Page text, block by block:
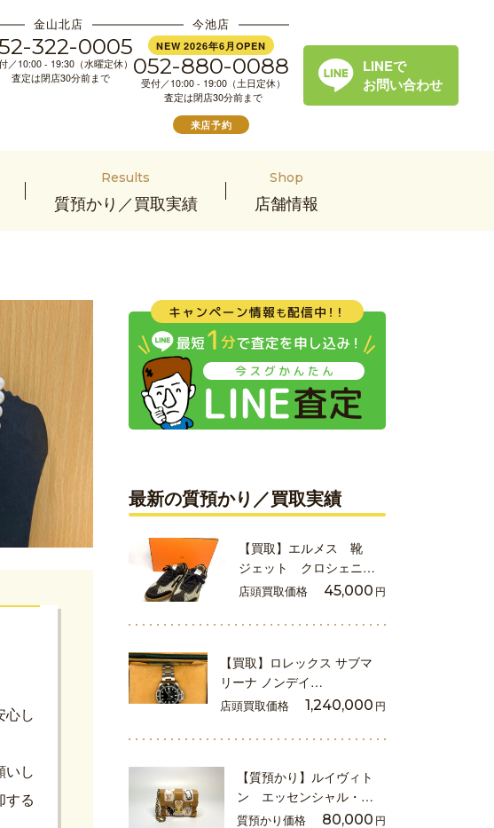
金山北店
322-0005
／10:00 - 19:30（水曜定休）
査定は閉店30分前まで
今池店
NEW 2026年6月OPEN
052-880-0088
受付／10:00 - 19:00（土日定休）
査定は閉店30分前まで
来店予約
LINEで
お問い合わせ
Results
質預かり／買取実績
Shop
店舗情報
心し
いし
する
最新の質預かり／買取実績
【買取】エルメス 靴
ジェット クロシェニ…
店頭買取価格 45,000 円
【買取】ロレックス サブマ
リーナ ノンデイ…
店頭買取価格 1,240,000 円
【質預かり】ルイヴィト
ン エッセンシャル・…
質預かり価格 80,000 円